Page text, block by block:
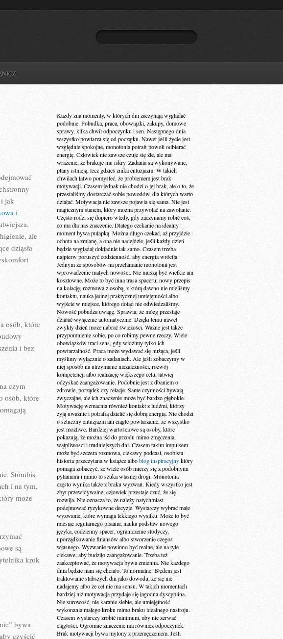
jak
i
ale
dziąsła
osób, które
i bez
czym
osób, które
Stombis
i na tym,
może
są
krok
bywa
czyścić
Każdy zna momenty, w których dni zaczynają wyglądać
podobnie. Pobudka, praca, obowiązki, zakupy, domowe
sprawy, kilka chwil odpoczynku i sen. Następnego dnia
wszystko powtarza się od początku. Nawet jeśli życie jest
względnie spokojne, monotonia potrafi powoli odbierać
energię. Człowiek nie zawsze czuje się źle, ale ma
wrażenie, że brakuje mu iskry. Zadania są wykonywane,
plany istnieją, lecz gdzieś znika entuzjazm. W takich
chwilach łatwo pomyśleć, że problemem jest brak
motywacji. Czasem jednak nie chodzi o jej brak, ale o to, że
przestaliśmy dostarczać sobie powodów, dla których warto
działać. Motywacja nie zawsze pojawia się sama. Nie jest
magicznym stanem, który można przywołać na zawołanie.
Często rodzi się dopiero wtedy, gdy zaczynamy robić coś,
co ma dla nas znaczenie. Dlatego czekanie na idealny
moment bywa pułapką. Można długo czekać, aż przyjdzie
ochota na zmianę, a ona nie nadejdzie, jeśli każdy dzień
będzie wyglądał dokładnie tak samo. Czasem trzeba
najpierw poruszyć codzienność, aby energia wróciła.
Jednym ze sposobów na przełamanie monotonii jest
wprowadzenie małych nowości. Nie muszą być wielkie ani
kosztowne. Może to być inna trasa spaceru, nowy przepis
na kolację, rozmowa z osobą, z którą dawno nie mieliśmy
kontaktu, nauka jednej praktycznej umiejętności albo
wyjście w miejsce, którego dotąd nie odwiedzaliśmy.
Nowość pobudza uwagę. Sprawia, że mózg przestaje
działać wyłącznie automatycznie. Dzięki temu nawet
zwykły dzień może nabrać świeżości. Ważne jest także
przypomnienie sobie, po co robimy pewne rzeczy. Wiele
obowiązków traci sens, gdy widzimy tylko ich
powtarzalność. Praca może wydawać się nużąca, jeśli
myślimy wyłącznie o zadaniach. Ale jeśli zobaczymy w
niej sposób na utrzymanie niezależności, rozwój
kompetencji albo realizację większego celu, łatwiej
odzyskać zaangażowanie. Podobnie jest z dbaniem o
zdrowie, porządek czy relacje. Same czynności bywają
zwyczajne, ale ich znaczenie może być bardzo głębokie.
Motywację wzmacnia również kontakt z ludźmi, którzy
żyją uważnie i potrafią dzielić się dobrą energią. Nie chodzi
o sztuczny entuzjazm ani ciągłe powtarzanie, że wszystko
jest możliwe. Bardziej wartościowe są osoby, które
pokazują, że można iść do przodu mimo zmęczenia,
wątpliwości i trudniejszych dni. Czasem takim impulsem
może być szczera rozmowa, ciekawy podcast, osobista
historia przeczytana w książce alboblog inspiracyjnyktóry
pomaga zobaczyć, że wiele osób mierzy się z podobnymi
pytaniami i mimo to szuka własnej drogi. Monotonia
często wynika także z braku wyzwań. Kiedy wszystko jest
zbyt przewidywalne, człowiek przestaje czuć, że się
rozwija. Nie oznacza to, że należy natychmiast
podejmować ryzykowne decyzje. Wystarczy wybrać małe
wyzwanie, które wymaga lekkiego wysiłku. Może to być
miesiąc regularnego pisania, nauka podstaw nowego
języka, codzienny spacer, ograniczenie słodyczy,
uporządkowanie finansów albo stworzenie czegoś
własnego. Wyzwanie powinno być realne, ale na tyle
ciekawe, aby budziło zaangażowanie. Trzeba też
zaakceptować, że motywacja bywa zmienna. Nie każdego
dnia będzie nam się chciało. To normalne. Błędem jest
traktowanie słabszych dni jako dowodu, że się nie
nadajemy albo że cel nie ma sensu. W takich momentach
bardziej niż motywacja przydaje się łagodna dyscyplina.
Nie surowość, nie karanie siebie, ale umiejętność
wykonania małego kroku mimo braku idealnego nastroju.
Czasem wystarczy zrobić minimum, aby nie zerwać
ciągłości. Ogromne znaczenie ma również odpoczynek.
Brak motywacji bywa mylony z przemęczeniem. Jeśli